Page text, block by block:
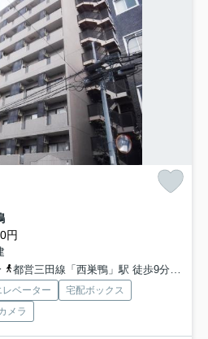
円
都営三田線「西巣鴨」駅 徒歩9分
レベーター
宅配ボックス
メラ